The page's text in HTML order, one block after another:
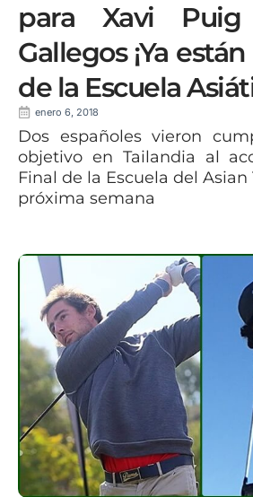
para Xavi
Gallegos ¡Ya
de la Escuela
enero 6, 2018
Dos españoles vieron
objetivo en Tailandia al
Final de la Escuela del Asian
próxima semana